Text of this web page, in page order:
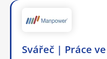
Svářeč | Práce ve